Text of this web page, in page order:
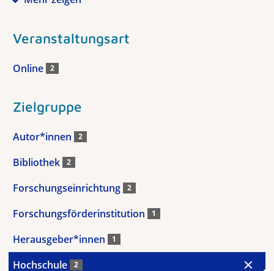
Veranstaltungsart
Online 2
Zielgruppe
Autor*innen 2
Bibliothek 2
Forschungseinrichtung 2
Forschungsförderinstitution 1
Herausgeber*innen 1
Hochschule 2